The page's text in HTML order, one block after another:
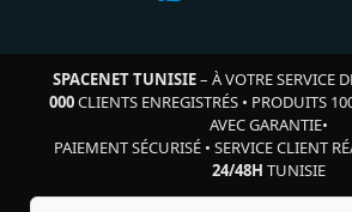
SPACENET TUNISIE– À VOTRE SERVICE
000CLIENTS ENREGISTRÉS• PRODUITS
AVEC GARANTIE•
PAIEMENT SÉCURISÉ • SERVICE CLIENT
24/48H TUNISIE